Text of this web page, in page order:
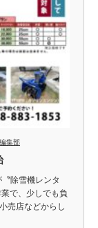
集部
除雪機レンタ
で、少しでも負
売店などからし